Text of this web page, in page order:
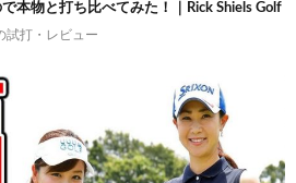
本物と打ち比べてみた！｜Rick Shiels Golf
試打・レビュー